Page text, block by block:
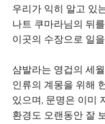
우리가 익히 알고 있
나트 쿠마라님의 뒤
이곳의 수장으로 일
샴발라는 영겁의 세
인류의 계몽을 위해
있으며, 문명은 이미
환경도 오랜동안 잘